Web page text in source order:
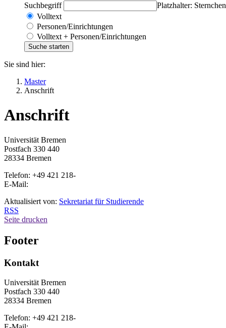
Suchbegriff
Platzhalter:
Volltext
Personen/Einrichtungen
Volltext + Personen/Einrichtungen
Sie sind hier:
Master
Anschrift
Anschrift
Universität Bremen
Postfach 330 440
28334 Bremen
Telefon: +49 421 218-
E-Mail:
Aktualisiert von: Sekretariat für Studierende
RSS
Seite drucken
Footer
Kontakt
Universität Bremen
Postfach 330 440
28334 Bremen
Telefon: +49 421 218-